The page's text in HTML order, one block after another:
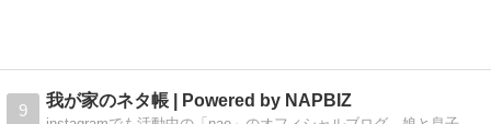
9
我が家のネタ帳 | Powered by NAPBIZ